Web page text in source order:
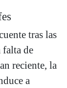
tras las
falta de
reciente, la
a